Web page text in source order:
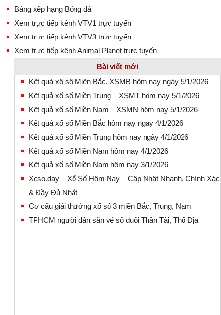
Bảng xếp hạng Bóng đá
Xem trực tiếp kênh VTV1 trực tuyến
Xem trực tiếp kênh VTV3 trực tuyến
Xem trực tiếp kênh Animal Planet trực tuyến
Bài viết mới
Kết quả xổ số Miền Bắc, XSMB hôm nay ngày 5/1/2026
Kết quả xổ số Miền Trung – XSMT hôm nay 5/1/2026
Kết quả xổ số Miền Nam – XSMN hôm nay 5/1/2026
Kết quả xổ số Miền Bắc hôm nay ngày 4/1/2026
Kết quả xổ số Miền Trung hôm nay ngày 4/1/2026
Kết quả xổ số Miền Nam hôm nay 4/1/2026
Kết quả xổ số Miền Nam hôm nay 3/1/2026
Xoso.day – Xổ Số Hôm Nay – Cập Nhật Nhanh, Chính Xác
& Đầy Đủ Nhất
Cơ cấu giải thưởng xổ số 3 miền Bắc, Trung, Nam
TPHCM người dân săn vé số đuôi Thần Tài, Thổ Địa